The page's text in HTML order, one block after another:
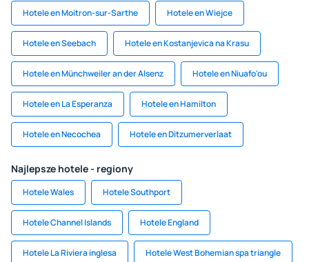
Hotele en Moitron-sur-Sarthe Hotele en Wiejce
Hotele en Seebach Hotele en Kostanjevica na Krasu
Hotele en Münchweiler an der Alsenz Hotele en Niuafo'ou
Hotele en La Esperanza Hotele en Hamilton
Hotele en Necochea Hotele en Ditzumerverlaat
Najlepsze hotele - regiony
Hotele Wales Hotele Southport
Hotele Channel Islands Hotele England
Hotele La Riviera inglesa Hotele West Bohemian spa triangle